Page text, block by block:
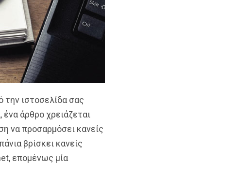
ιστοσελίδα σας
άρθρο χρειάζεται
να προσαρμόσει κανείς
βρίσκει κανείς
επομένως μία